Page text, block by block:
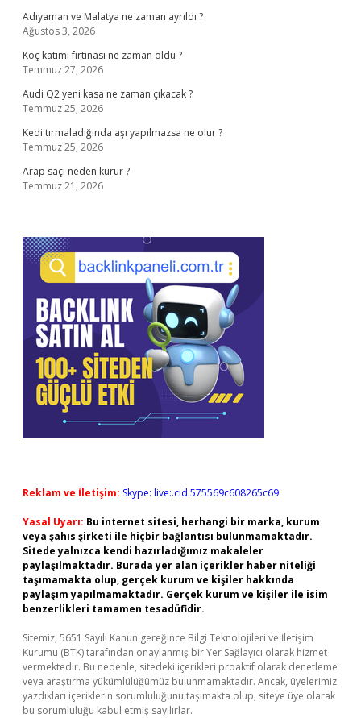
Adıyaman ve Malatya ne zaman ayrıldı ?
Ağustos 3, 2026
Koç katımı fırtınası ne zaman oldu ?
Temmuz 27, 2026
Audi Q2 yeni kasa ne zaman çıkacak ?
Temmuz 25, 2026
Kedi tırmaladığında aşı yapılmazsa ne olur ?
Temmuz 25, 2026
Arap saçı neden kurur ?
Temmuz 21, 2026
Reklam ve İletişim: Skype: live:.cid.575569c608265c69
Yasal Uyarı: Bu internet sitesi, herhangi bir marka, kurum
veya şahıs şirketi ile hiçbir bağlantısı bulunmamaktadır.
Sitede yalnızca kendi hazırladığımız makaleler
paylaşılmaktadır. Burada yer alan içerikler haber niteliği
taşımamakta olup, gerçek kurum ve kişiler hakkında
paylaşım yapılmamaktadır. Gerçek kurum ve kişiler ile isim
benzerlikleri tamamen tesadüfidir.
Sitemiz, 5651 Sayılı Kanun gereğince Bilgi Teknolojileri ve İletişim
Kurumu (BTK) tarafından onaylanmış bir Yer Sağlayıcı olarak hizmet
vermektedir. Bu nedenle, sitedeki içerikleri proaktif olarak denetleme
veya araştırma yükümlülüğümüz bulunmamaktadır. Ancak, üyelerimiz
yazdıkları içeriklerin sorumluluğunu taşımakta olup, siteye üye olarak
bu sorumluluğu kabul etmiş sayılırlar.